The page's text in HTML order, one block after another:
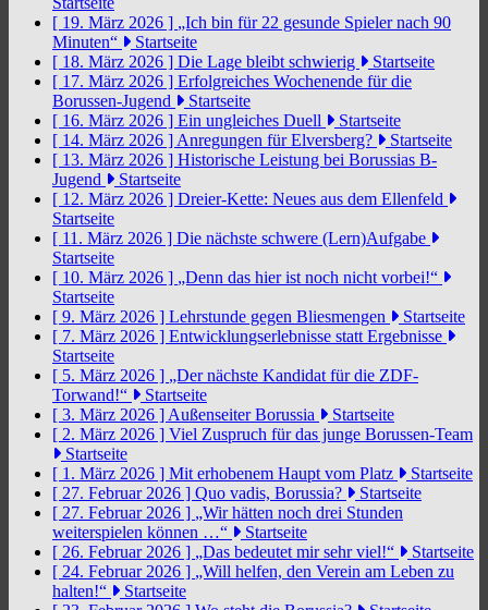
[ 19. März 2026 ] „Ich bin für 22 gesunde Spieler nach 90
Minuten“
Startseite
[ 18. März 2026 ] Die Lage bleibt schwierig
Startseite
[ 17. März 2026 ] Erfolgreiches Wochenende für die
Borussen-Jugend
Startseite
[ 16. März 2026 ] Ein ungleiches Duell
Startseite
[ 14. März 2026 ] Anregungen für Elversberg?
Startseite
[ 13. März 2026 ] Historische Leistung bei Borussias B-
Jugend
Startseite
[ 12. März 2026 ] Dreier-Kette: Neues aus dem Ellenfeld
Startseite
[ 11. März 2026 ] Die nächste schwere (Lern)Aufgabe
Startseite
[ 10. März 2026 ] „Denn das hier ist noch nicht vorbei!“
Startseite
[ 9. März 2026 ] Lehrstunde gegen Bliesmengen
Startseite
[ 7. März 2026 ] Entwicklungserlebnisse statt Ergebnisse
Startseite
[ 5. März 2026 ] „Der nächste Kandidat für die ZDF-
Torwand!“
Startseite
[ 3. März 2026 ] Außenseiter Borussia
Startseite
[ 2. März 2026 ] Viel Zuspruch für das junge Borussen-Team
Startseite
[ 1. März 2026 ] Mit erhobenem Haupt vom Platz
Startseite
[ 27. Februar 2026 ] Quo vadis, Borussia?
Startseite
[ 27. Februar 2026 ] „Wir hätten noch drei Stunden
weiterspielen können …“
Startseite
[ 26. Februar 2026 ] „Das bedeutet mir sehr viel!“
Startseite
[ 24. Februar 2026 ] „Will helfen, den Verein am Leben zu
halten!“
Startseite